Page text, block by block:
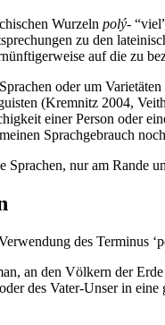
Wurzeln polý-
zu den
auf die zu
oder um Varietäten
(Kremnitz 2004,
einer Person oder
Sprachgebrauch
Sprachen, nur am Rande
des Terminus
an den Völkern der
des Vater-Unser in